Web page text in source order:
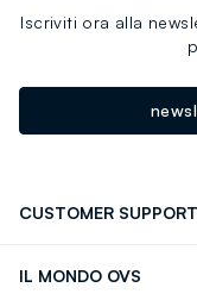
Iscriviti ora alla
CUSTOMER SUPPORT
IL MONDO OVS